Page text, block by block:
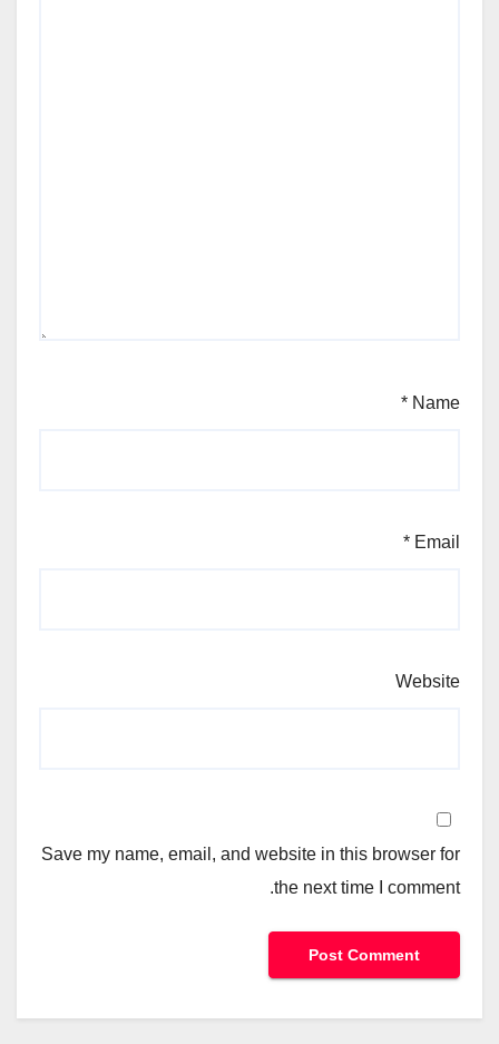
Name
*
Email
*
Website
Save my name, email, and website in this browser for
the next time I comment.